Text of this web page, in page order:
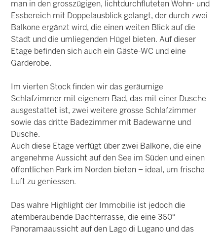
man in den grosszügigen, lichtdurchfluteten Wohn- und
Essbereich mit Doppelausblick gelangt, der durch zwei
Balkone ergänzt wird, die einen weiten Blick auf die
Stadt und die umliegenden Hügel bieten. Auf dieser
Etage befinden sich auch ein Gäste-WC und eine
Garderobe.
Im vierten Stock finden wir das geräumige
Schlafzimmer mit eigenem Bad, das mit einer Dusche
ausgestattet ist, zwei weitere grosse Schlafzimmer
sowie das dritte Badezimmer mit Badewanne und
Dusche.
Auch diese Etage verfügt über zwei Balkone, die eine
angenehme Aussicht auf den See im Süden und einen
öffentlichen Park im Norden bieten – ideal, um frische
Luft zu geniessen.
Das wahre Highlight der Immobilie ist jedoch die
atemberaubende Dachterrasse, die eine 360°-
Panoramaaussicht auf den Lago di Lugano und das